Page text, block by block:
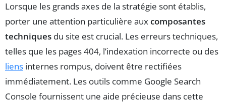
Lorsque les grands axes de la stratégie sont établis,
porter une attention particulière auxcomposantes
techniques du site est crucial. Les erreurs techniques,
telles que les pages 404, l’indexation incorrecte ou des
liens internes rompus, doivent être rectifiées
immédiatement. Les outils comme Google Search
Console fournissent une aide précieuse dans cette